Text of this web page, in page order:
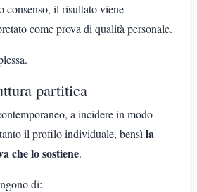
consenso, il risultato viene
come prova di qualità personale.
partitica
a incidere in modo
il profilo individuale, bensì la
che lo sostiene.
di: